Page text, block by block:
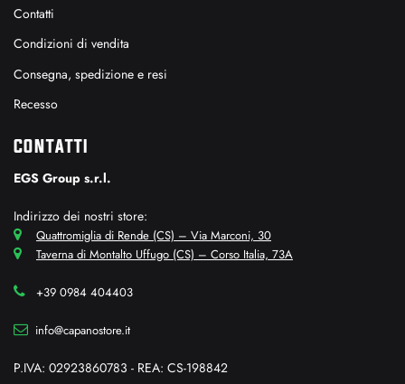
Contatti
Condizioni di vendita
Consegna, spedizione e resi
Recesso
CONTATTI
EGS Group s.r.l.
Indirizzo dei nostri store:
Quattromiglia di Rende (CS) – Via Marconi, 30
Taverna di Montalto Uffugo (CS) – Corso Italia, 73A
+39 0984 404403
info@capanostore.it
P.IVA: 02923860783 - REA: CS-198842